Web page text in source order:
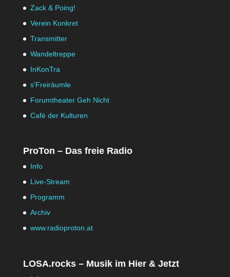
Zack & Poing!
Verein Konkret
Transmitter
Wandeltreppe
InKonTra
s'Freiräumle
Forumtheater Geh Nicht
Café der Kulturen
ProTon – Das freie Radio
Info
Live-Stream
Programm
Archiv
www.radioproton.at
LOSA.rocks – Musik im Hier & Jetzt